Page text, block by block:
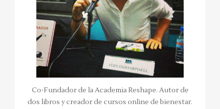
Co-Fundador de la Academia Reshape. Autor de
dos libros y creador de cursos online de bienestar.